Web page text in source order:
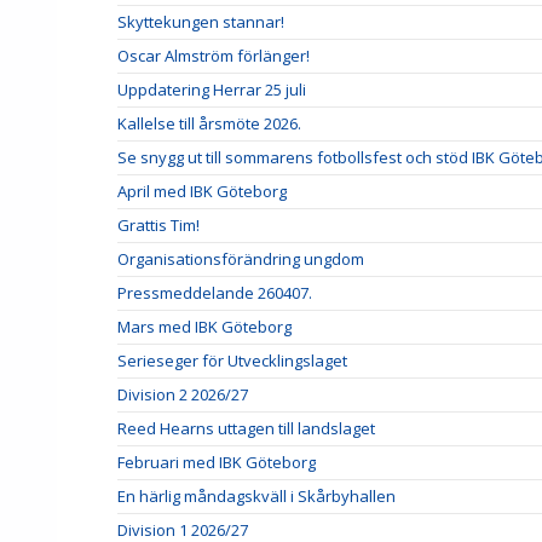
Skyttekungen stannar!
Oscar Almström förlänger!
Uppdatering Herrar 25 juli
Kallelse till årsmöte 2026.
Se snygg ut till sommarens fotbollsfest och stöd IBK
April med IBK Göteborg
Grattis Tim!
Organisationsförändring ungdom
Pressmeddelande 260407.
Mars med IBK Göteborg
Serieseger för Utvecklingslaget
Division 2 2026/27
Reed Hearns uttagen till landslaget
Februari med IBK Göteborg
En härlig måndagskväll i Skårbyhallen
Division 1 2026/27